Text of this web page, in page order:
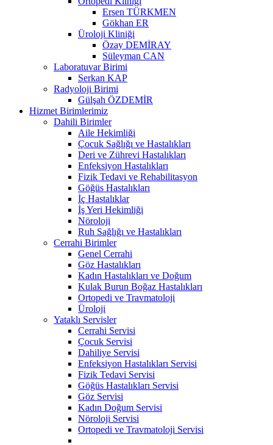
Ersen TÜRKMEN
Gökhan ER
Üroloji Kliniği
Özay DEMİRAY
Süleyman CAN
Laboratuvar Birimi
Serkan KAP
Radyoloji Birimi
Gülşah ÖZDEMİR
Hizmet Birimlerimiz
Dahili Birimler
Aile Hekimliği
Çocuk Sağlığı ve Hastalıkları
Deri ve Zührevi Hastalıkları
Enfeksiyon Hastalıkları
Fizik Tedavi ve Rehabilitasyon
Göğüs Hastalıkları
İç Hastalıklar
İş Yeri Hekimliği
Nöroloji
Ruh Sağlığı ve Hastalıkları
Cerrahi Birimler
Genel Cerrahi
Göz Hastalıkları
Kadın Hastalıkları ve Doğum
Kulak Burun Boğaz Hastalıkları
Ortopedi ve Travmatoloji
Üroloji
Yataklı Servisler
Cerrahi Servisi
Çocuk Servisi
Dahiliye Servisi
Enfeksiyon Hastalıkları Servisi
Fizik Tedavi Servisi
Göğüs Hastalıkları Servisi
Göz Servisi
Kadın Doğum Servisi
Nöroloji Servisi
Ortopedi ve Travmatoloji Servisi